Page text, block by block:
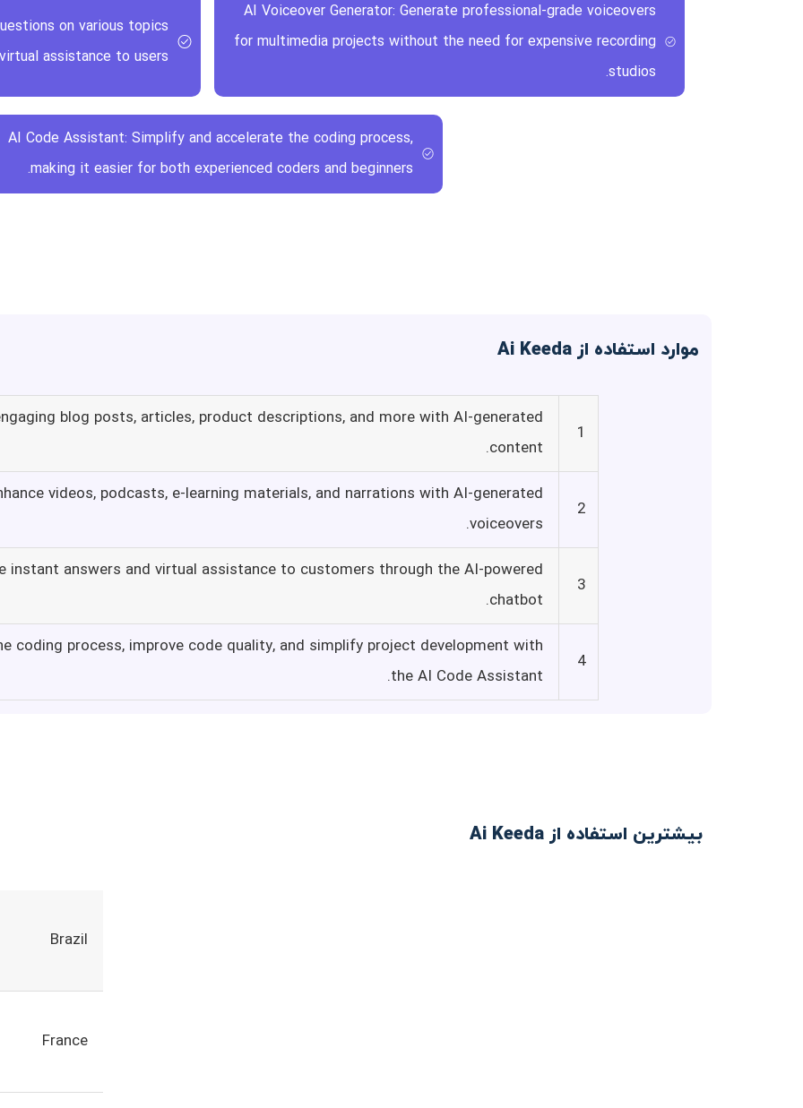
AI Voiceover Generator: Generate professional-grade voiceovers
for multimedia projects without the need for expensive recording
studios.
on various topics
assistance to users.
AI Code Assistant: Simplify and accelerate the coding process,
making it easier for both experienced coders and beginners.
موارد استفاده از Ai Keeda
1
blog posts, articles, product descriptions, and more with AI-generated
content.
2
videos, podcasts, e-learning materials, and narrations with AI-generated
voiceovers.
3
instant answers and virtual assistance to customers through the AI-powered
chatbot.
4
coding process, improve code quality, and simplify project development with
the AI Code Assistant.
بیشترین استفاده از Ai Keeda
Brazil
France